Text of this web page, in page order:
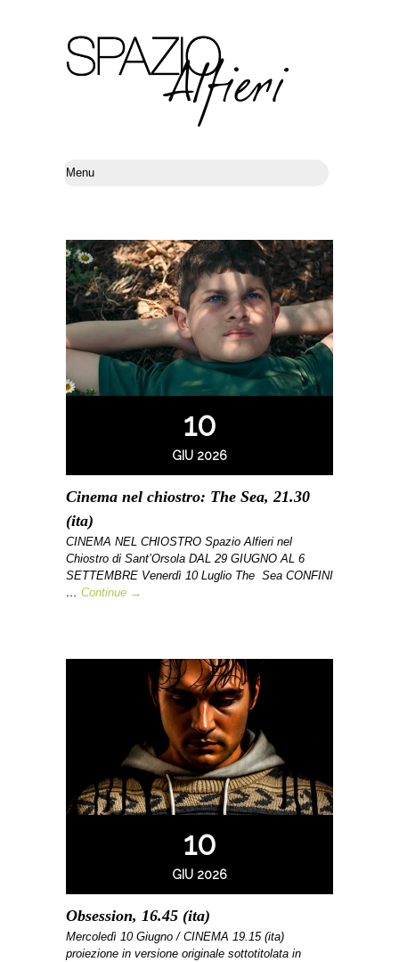
10
GIU 2026
Cinema nel chiostro: The Sea, 21.30
(ita)
CINEMA NEL CHIOSTRO Spazio Alfieri nel
Chiostro di Sant’Orsola DAL 29 GIUGNO AL 6
SETTEMBRE Venerdì 10 Luglio The Sea CONFINI
… Continue →
10
GIU 2026
Obsession, 16.45 (ita)
Mercoledì 10 Giugno / CINEMA 19.15 (ita)
proiezione in versione originale sottotitolata in